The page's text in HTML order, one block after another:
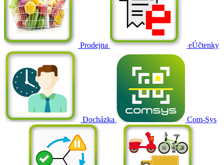
Prodejna eÚčtenky
Docházka Com-Sys